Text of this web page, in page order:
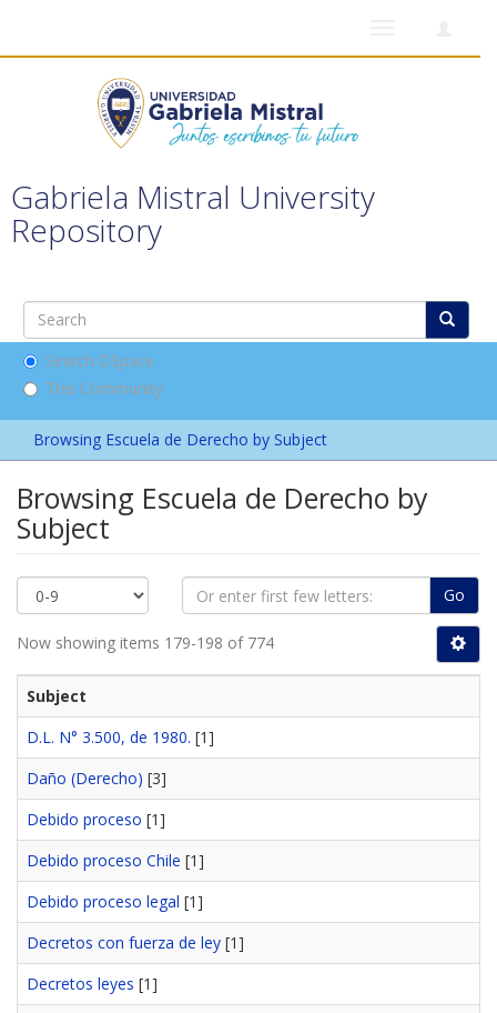
Gabriela Mistral University
Repository
Search DSpace
This Community
Browsing Escuela de Derecho by Subject
Browsing Escuela de Derecho by
Subject
Go
Now showing items 179-198 of 774
Subject
D.L. N° 3.500, de 1980. [1]
Daño (Derecho) [3]
Debido proceso [1]
Debido proceso Chile [1]
Debido proceso legal [1]
Decretos con fuerza de ley [1]
Decretos leyes [1]